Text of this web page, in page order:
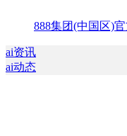
888集团(中国区)
ai资讯
ai动态